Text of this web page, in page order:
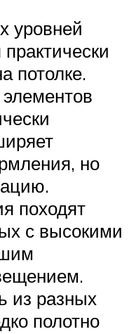
уровней
потолке.
но
походят
с высокими
из разных
полотно